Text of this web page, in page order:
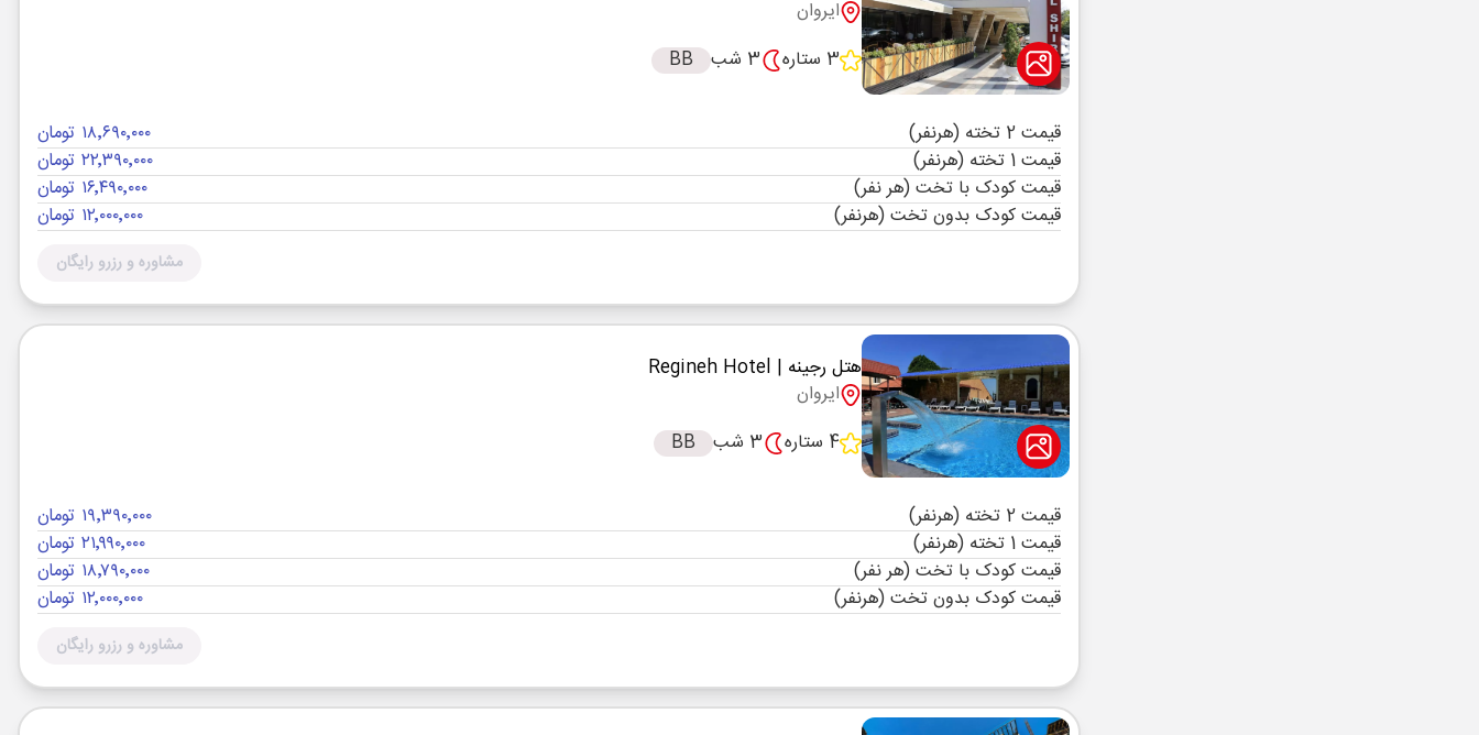
ایروان
3 ستاره
3 شب BB
قیمت 2 تخته (هرنفر)
۱۸٬۶۹۰٬۰۰۰ تومان
قیمت 1 تخته (هرنفر)
۲۲٬۳۹۰٬۰۰۰ تومان
قیمت کودک با تخت (هر نفر)
۱۶٬۴۹۰٬۰۰۰ تومان
قیمت کودک بدون تخت (هرنفر)
۱۲٬۰۰۰٬۰۰۰ تومان
مشاوره و رزرو رایگان
هتل رجینه | Regineh Hotel
ایروان
4 ستاره
3 شب BB
قیمت 2 تخته (هرنفر)
۱۹٬۳۹۰٬۰۰۰ تومان
قیمت 1 تخته (هرنفر)
۲۱٬۹۹۰٬۰۰۰ تومان
قیمت کودک با تخت (هر نفر)
۱۸٬۷۹۰٬۰۰۰ تومان
قیمت کودک بدون تخت (هرنفر)
۱۲٬۰۰۰٬۰۰۰ تومان
مشاوره و رزرو رایگان